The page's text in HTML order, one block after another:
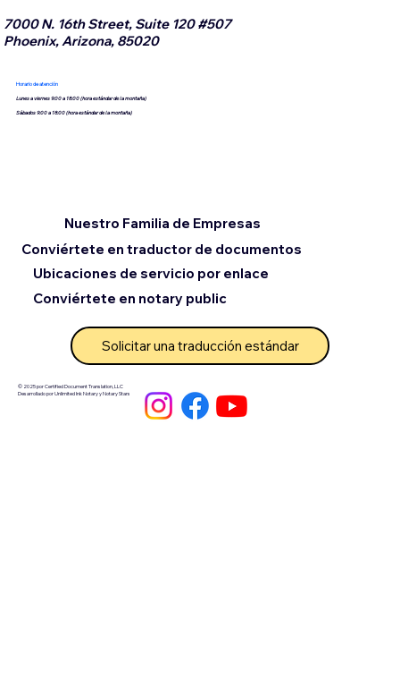
7000 N. 16th Street, Suite 120 #507
Phoenix, Arizona, 85020
Horario de atención
Lunes a viernes 9:00 a 18:00 (hora estándar de la montaña)
Sábados 9:00 a 18:00 (hora estándar de la montaña)
© 2025 por Certified Document Translation, LLC
Desarrollado por Unlimited Ink Notary y Notary Stars
Conviértete en traductor de documentos
Ubicaciones de servicio por enlace
Nuestro Familia de Empresas
Conviértete en notary public
Solicitar una traducción estándar